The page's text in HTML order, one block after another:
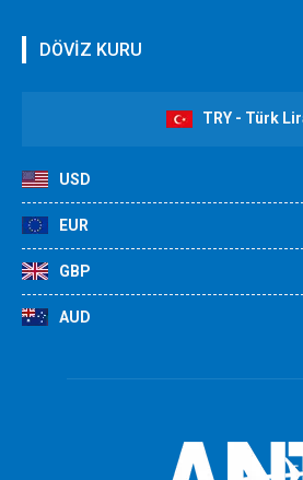
DÖVİZ KURU
TRY - Türk
USD
EUR
GBP
AUD